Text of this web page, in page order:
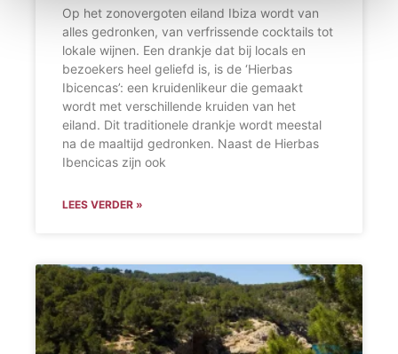
Op het zonovergoten eiland Ibiza wordt van
alles gedronken, van verfrissende cocktails tot
lokale wijnen. Een drankje dat bij locals en
bezoekers heel geliefd is, is de ‘Hierbas
Ibicencas’: een kruidenlikeur die gemaakt
wordt met verschillende kruiden van het
eiland. Dit traditionele drankje wordt meestal
na de maaltijd gedronken. Naast de Hierbas
Ibencicas zijn ook
LEES VERDER »